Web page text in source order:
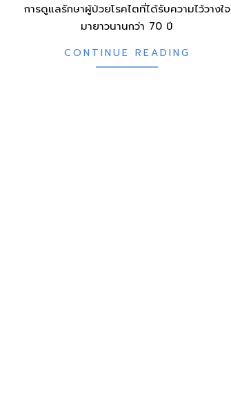
การดูแลรักษาผู้ป่วยโรคไตที่ได้รับความไว้วางใจ
มายาวนานกว่า 70 ปี
CONTINUE READING